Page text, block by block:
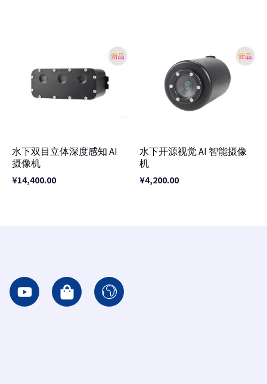
水下双目立体深度感知 AI
摄像机
¥14,400.00
水下开源视觉 AI 智能摄像
机
¥4,200.00
Y
o
S
h
I
c